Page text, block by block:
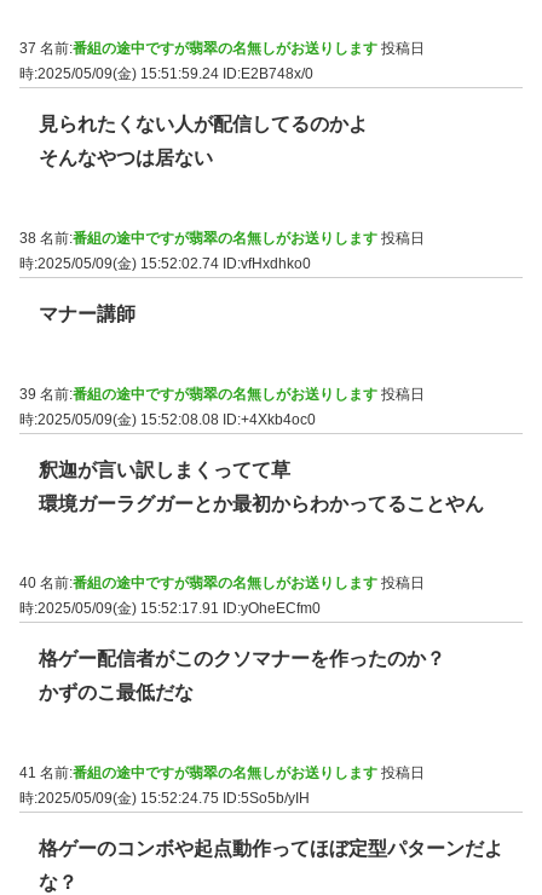
37 名前:番組の途中ですが翡翠の名無しがお送りします 投稿日
時:2025/05/09(金) 15:51:59.24 ID:E2B748x/0
見られたくない人が配信してるのかよ
そんなやつは居ない
38 名前:番組の途中ですが翡翠の名無しがお送りします 投稿日
時:2025/05/09(金) 15:52:02.74 ID:vfHxdhko0
マナー講師
39 名前:番組の途中ですが翡翠の名無しがお送りします 投稿日
時:2025/05/09(金) 15:52:08.08 ID:+4Xkb4oc0
釈迦が言い訳しまくってて草
環境ガーラグガーとか最初からわかってることやん
40 名前:番組の途中ですが翡翠の名無しがお送りします 投稿日
時:2025/05/09(金) 15:52:17.91
ID:yOheECfm0
格ゲー配信者がこのクソマナーを作ったのか？
かずのこ最低だな
41 名前:番組の途中ですが翡翠の名無しがお送りします 投稿日
時:2025/05/09(金) 15:52:24.75 ID:5So5b/yIH
格ゲーのコンボや起点動作ってほぼ定型パターンだよ
な？